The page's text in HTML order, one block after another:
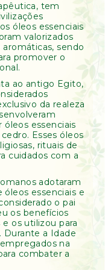
tem
óleos essenciais
valorizados
sendo
promover o
ao antigo Egito,
da realeza
óleos essenciais
Esses óleos
rituais de
cuidados com a
adotaram
essenciais e
o pai
os benefícios
os utilizou para
Durante a Idade
na
combater a